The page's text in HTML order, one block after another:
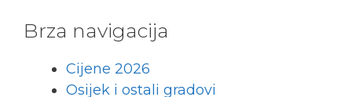
Brza navigacija
Cijene 2026
Osijek i ostali gradovi